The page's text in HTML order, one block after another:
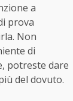
a
prova
Non
di
potreste dare
del dovuto.